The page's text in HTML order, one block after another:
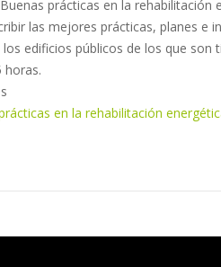
prácticas en la
las mejores prácticas, planes e
edificios públicos de los que
horas.
en la rehabilitación